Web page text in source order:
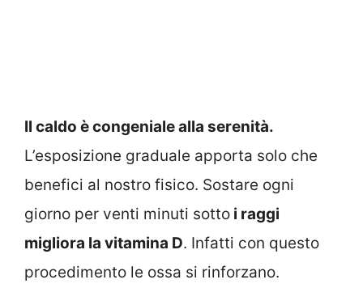
Il caldo è congeniale alla serenità.
L’esposizione graduale apporta solo che
benefici al nostro fisico. Sostare ogni
giorno per venti minuti sotto i raggi
migliora la vitamina D. Infatti con questo
procedimento le ossa si rinforzano.